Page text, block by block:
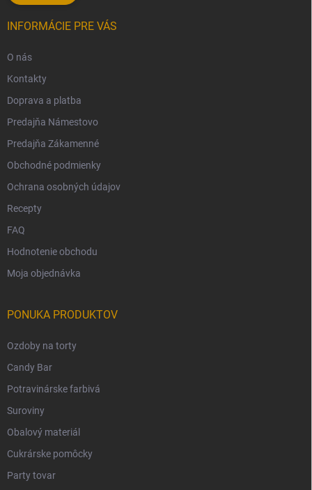
INFORMÁCIE PRE VÁS
O nás
Kontakty
Doprava a platba
Predajňa Námestovo
Predajňa Zákamenné
Obchodné podmienky
Ochrana osobných údajov
Recepty
FAQ
Hodnotenie obchodu
Moja objednávka
PONUKA PRODUKTOV
Ozdoby na torty
Candy Bar
Potravinárske farbivá
Suroviny
Obalový materiál
Cukrárske pomôcky
Party tovar